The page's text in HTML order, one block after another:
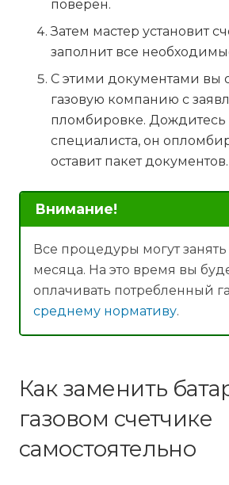
поверен.
Затем мастер установит
заполнит все
С этими документами вы
газовую компанию с
пломбировке. Дождитесь
специалиста, он
оставит пакет документов.
Внимание!
Все процедуры могут
месяца. На это время вы
оплачивать потребленный
среднему нормативу.
Как заменить
газовом счетчике
самостоятельно